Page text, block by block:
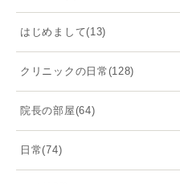
はじめまして(13)
クリニックの日常(128)
院長の部屋(64)
日常(74)